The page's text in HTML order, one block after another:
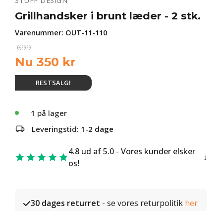
Grillhandsker i brunt læder - 2 stk.
Varenummer: OUT-11-110
699
Nu 350 kr
RESTSALG!
1 på lager
Leveringstid: 1-2 dage
4.8 ud af 5.0 - Vores kunder elsker
os!
30 dages returret - se vores returpolitik her